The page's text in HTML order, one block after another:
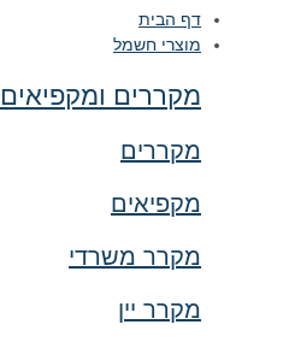
דף הבית
מוצרי חשמל
מקררים ומקפיאים
מקררים
מקפיאים
מקרר משרדי
מקרר יין